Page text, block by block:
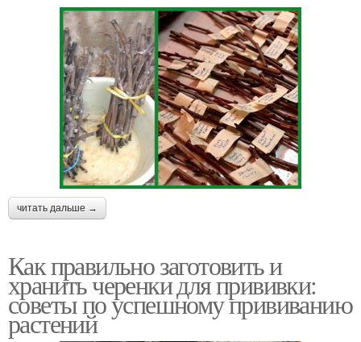
читать дальше →
Как правильно заготовить и
хранить черенки для прививки:
советы по успешному прививанию
растений